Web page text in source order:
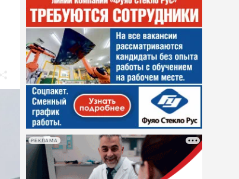
РЕКЛАМА